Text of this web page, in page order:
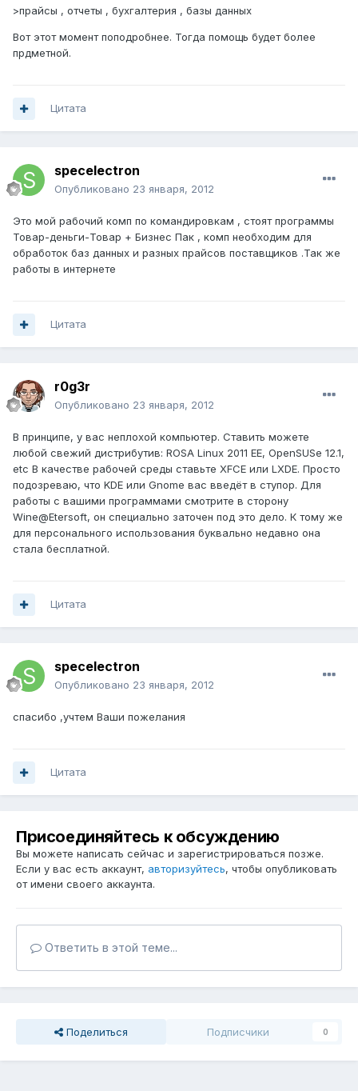
>прайсы , отчеты , бухгалтерия , базы данных
Вот этот момент поподробнее. Тогда помощь будет более
прдметной.
Цитата
specelectron
Опубликовано 23 января, 2012
Это мой рабочий комп по командировкам , стоят программы
Товар-деньги-Товар + Бизнес Пак , комп необходим для
обработок баз данных и разных прайсов поставщиков .Так же
работы в интернете
Цитата
r0g3r
Опубликовано 23 января, 2012
В принципе, у вас неплохой компьютер. Ставить можете
любой свежий дистрибутив: ROSA Linux 2011 EE, OpenSUSe 12.1,
etc В качестве рабочей среды ставьте XFCE или LXDE. Просто
подозреваю, что KDE или Gnome вас введёт в ступор. Для
работы с вашими программами смотрите в сторону
Wine@Etersoft, он специально заточен под это дело. К тому же
для персонального использования буквально недавно она
стала бесплатной.
Цитата
specelectron
Опубликовано 23 января, 2012
спасибо ,учтем Ваши пожелания
Цитата
Присоединяйтесь к обсуждению
Вы можете написать сейчас и зарегистрироваться позже.
Если у вас есть аккаунт, авторизуйтесь, чтобы опубликовать
от имени своего аккаунта.
Ответить в этой теме...
Поделиться Подписчики 0